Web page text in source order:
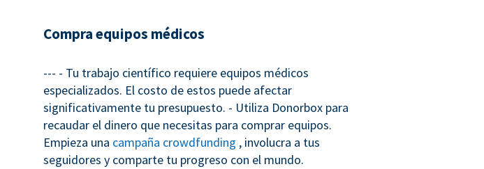
Compra equipos médicos
--- - Tu trabajo científico requiere equipos médicos
especializados. El costo de estos puede afectar
significativamente tu presupuesto. - Utiliza Donorbox para
recaudar el dinero que necesitas para comprar equipos.
Empieza una campaña crowdfunding , involucra a tus
seguidores y comparte tu progreso con el mundo.